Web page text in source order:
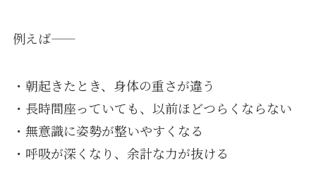
例えば——
・朝起きたとき、身体の重さが違う
・長時間座っていても、以前ほどつらくならない
・無意識に姿勢が整いやすくなる
・呼吸が深くなり、余計な力が抜ける